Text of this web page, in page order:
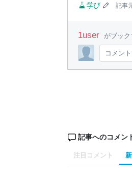
学び 記事
1user がブック
コメン
記事へのコメン
注目コメント